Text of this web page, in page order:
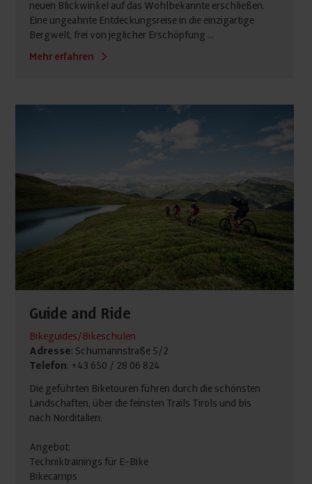
neuen Blickwinkel auf das Wohlbekannte erschließen.
Eine ungeahnte Entdeckungsreise in die einzigartige
Bergwelt, frei von jeglicher Erschöpfung ...
Mehr erfahren
Guide and Ride
Bikeguides/Bikeschulen
Adresse: Schumannstraße 5/2
Telefon: +43 650 / 28 06 824
Die geführten Biketouren führen durch die schönsten
Landschaften, über die feinsten Trails Tirols und bis
nach Norditalien.
Angebot:
Techniktrainings für E-Bike
Bikecamps